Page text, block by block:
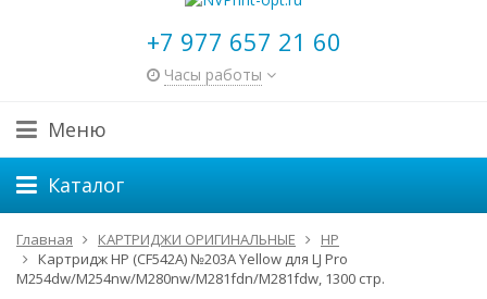
+7 977 657 21 60
Часы работы
Меню
Каталог
Главная КАРТРИДЖИ ОРИГИНАЛЬНЫЕ
HP
Картридж HP (CF542A) №203A Yellow для LJ Pro
M254dw/M254nw/M280nw/M281fdn/M281fdw, 1300 стр.